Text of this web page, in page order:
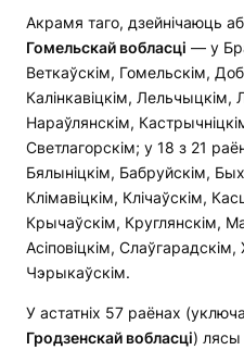
Акрамя таго, дзейнічаюць
Гомельскай вобласці — у
Веткаўскім, Гомельскім,
Калінкавіцкім,
Нараўлянскім,
Светлагорскім; у 18 з 21
Бялыніцкім, Бабруйскім,
Клімавіцкім, Клічаўскім,
Крычаўскім, Круглянскім,
Асіповіцкім, Слаўгарадскім,
Чэрыкаўскім.
У астатніх 57 раёнах
Гродзенскай вобласці) лясы